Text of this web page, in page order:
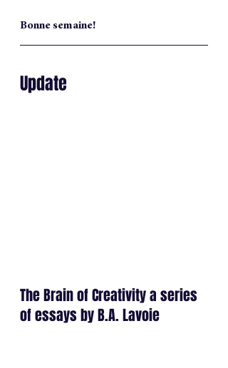
Bonne semaine!
Update
The Brain of Creativity a series
of essays by B.A. Lavoie